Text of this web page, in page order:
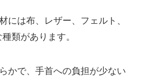
には布、レザー、フェルト、
類があります。
かで、手首への負担が少ない